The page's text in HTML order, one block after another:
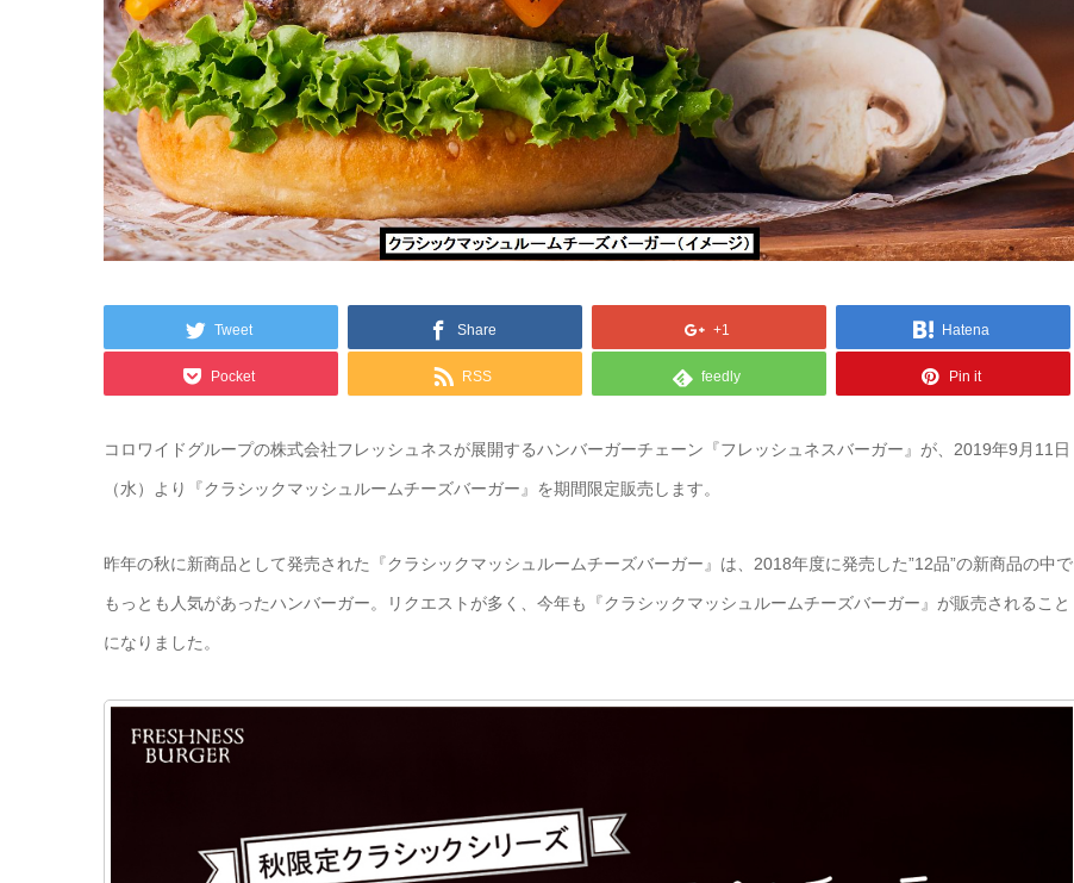
Tweet Share +1 Hatena
Pocket RSS feedly Pin it
コロワイドグループの株式会社フレッシュネスが展開するハンバーガーチェーン『フレッシュネスバーガー』が、2019年9月11日
（水）より『クラシックマッシュルームチーズバーガー』を期間限定販売します。
昨年の秋に新商品として発売された『クラシックマッシュルームチーズバーガー』は、2018年度に発売した”12品”の新商品の中で
もっとも人気があったハンバーガー。リクエストが多く、今年も『クラシックマッシュルームチーズバーガー』が販売されること
になりました。